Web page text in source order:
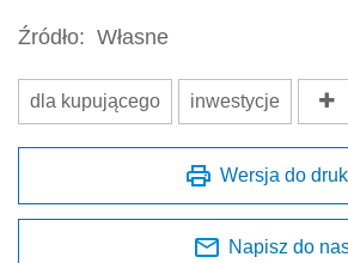
Źródło: Własne
dla kupującego inwestycje
Wersja do
Napisz do